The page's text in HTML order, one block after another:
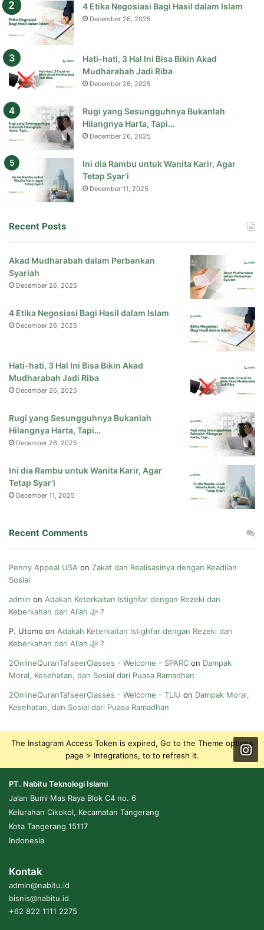
4 Etika Negosiasi Bagi Hasil dalam Islam
December 26, 2025
Hati-hati, 3 Hal Ini Bisa Bikin Akad
Mudharabah Jadi Riba
December 26, 2025
Rugi yang Sesungguhnya Bukanlah
Hilangnya Harta, Tapi…
December 26, 2025
Ini dia Rambu untuk Wanita Karir, Agar
Tetap Syar’i
December 11, 2025
Recent Posts
Akad Mudharabah dalam Perbankan
Syariah
December 26, 2025
4 Etika Negosiasi Bagi Hasil dalam Islam
December 26, 2025
Hati-hati, 3 Hal Ini Bisa Bikin Akad
Mudharabah Jadi Riba
December 26, 2025
Rugi yang Sesungguhnya Bukanlah
Hilangnya Harta, Tapi…
December 26, 2025
Ini dia Rambu untuk Wanita Karir, Agar
Tetap Syar’i
December 11, 2025
Recent Comments
Penny Appeal USA on Zakat dan Realisasinya dengan Keadilan
Sosial
admin on Adakah Keterkaitan Istighfar dengan Rezeki dan
Keberkahan dari Allah ﷻ ?
P. Utomo on Adakah Keterkaitan Istighfar dengan Rezeki dan
Keberkahan dari Allah ﷻ ?
2OnlineQuranTafseerClasses - Welcome - SPARC on Dampak
Moral, Kesehatan, dan Sosial dari Puasa Ramadhan
2OnlineQuranTafseerClasses - Welcome - TLIU on Dampak Moral,
Kesehatan, dan Sosial dari Puasa Ramadhan
The Instagram Access Token is expired, Go to the Theme options
page > Integrations, to to refresh it.
PT. Nabitu Teknologi Islami
Jalan Bumi Mas Raya Blok C4 no. 6
Kelurahan Cikokol, Kecamatan Tangerang
Kota Tangerang 15117
Indonesia
Kontak
admin@nabitu.id
bisnis@nabitu.id
+62 822 1111 2275